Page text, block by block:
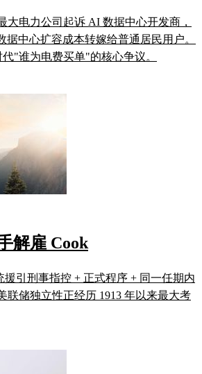
大电力公司起诉 AI 数据中心开发商，
据中心扩容成本转嫁给普通居民用户。
"谁为电费买单"的核心争议。
解雇 Cook
援引刑事指控 + 正式程序 + 同一任期内
联储独立性正经历 1913 年以来最大考